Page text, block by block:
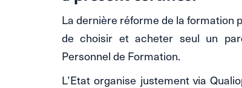
La dernière réforme de la formation
de choisir et acheter seul un
Personnel de Formation.
L’Etat organise justement via